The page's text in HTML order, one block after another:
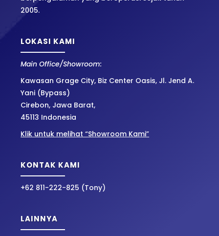
2005.
LOKASI KAMI
Main Office/Showroom:
Kawasan Grage City, Biz Center Oasis, Jl. Jend A.
Yani (Bypass)
Cirebon, Jawa Barat,
45113 Indonesia
Klik untuk melihat “Showroom Kami”
KONTAK KAMI
+62 811-222-825 (Tony)
LAINNYA